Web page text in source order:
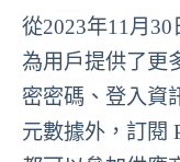
從2023年11月
為用戶提供了更
密密碼、登入資
元數據外，訂閱